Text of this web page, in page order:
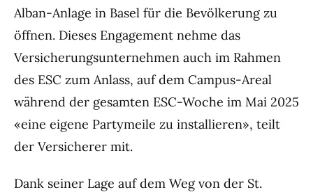
Alban-Anlage in Basel für die Bevölkerung zu
öffnen. Dieses Engagement nehme das
Versicherungsunternehmen auch im Rahmen
des ESC zum Anlass, auf dem Campus-Areal
während der gesamten ESC-Woche im Mai 2025
«eine eigene Partymeile zu installieren», teilt
der Versicherer mit.
Dank seiner Lage auf dem Weg von der St.